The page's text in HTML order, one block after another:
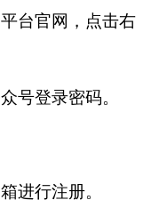
台官网，点击右
号登录密码。
进行注册。